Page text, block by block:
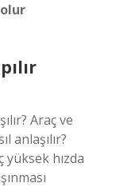
Araç ve
anlaşılır?
hızda